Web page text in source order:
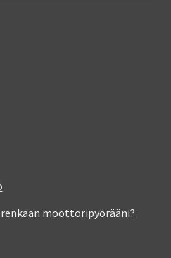
moottoripyörääni?